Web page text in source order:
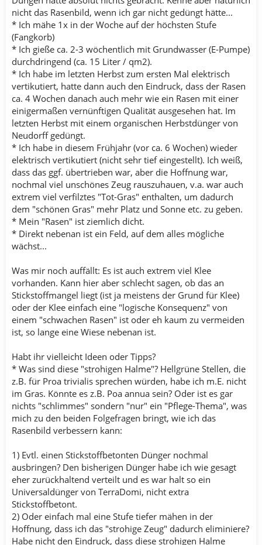
nicht das Rasenbild, wenn ich gar nicht gedüngt hätte...
* Ich mähe 1x in der Woche auf der höchsten Stufe
(Fangkorb)
* Ich gieße ca. 2-3 wöchentlich mit Grundwasser (E-Pumpe)
durchdringend (ca. 15 Liter / qm2).
* Ich habe im letzten Herbst zum ersten Mal elektrisch
vertikutiert, hatte dann auch den Eindruck, dass der Rasen
ca. 4 Wochen danach auch mehr wie ein Rasen mit einer
einigermaßen vernünftigen Qualität ausgesehen hat. Im
letzten Herbst mit einem organischen Herbstdünger von
Neudorff gedüngt.
* Ich habe in diesem Frühjahr (vor ca. 6 Wochen) wieder
elektrisch vertikutiert (nicht sehr tief eingestellt). Ich weiß,
dass das ggf. übertrieben war, aber die Hoffnung war,
nochmal viel unschönes Zeug rauszuhauen, v.a. war auch
extrem viel verfilztes "Tot-Gras" enthalten, um dadurch
dem "schönen Gras" mehr Platz und Sonne etc. zu geben.
* Mein "Rasen" ist ziemlich dicht.
* Direkt nebenan ist ein Feld, auf dem alles mögliche
wächst...
Was mir noch auffällt: Es ist auch extrem viel Klee
vorhanden. Kann hier aber schlecht sagen, ob das an
Stickstoffmangel liegt (ist ja meistens der Grund für Klee)
oder der Klee einfach eine "logische Konsequenz" von
einem "schwachen Rasen" ist oder eh kaum zu vermeiden
ist, so lange eine Wiese nebenan ist.
Habt ihr vielleicht Ideen oder Tipps?
* Was sind diese "strohigen Halme"? Hellgrüne Stellen, die
z.B. für Proa trivialis sprechen würden, habe ich m.E. nicht
im Gras. Könnte es z.B. Poa annua sein? Oder ist es gar
nichts "schlimmes" sondern "nur" ein "Pflege-Thema", was
mich zu den beiden Folgefragen bringt, wie ich das
Rasenbild verbessern kann:
1) Evtl. einen Stickstoffbetonten Dünger nochmal
ausbringen? Den bisherigen Dünger habe ich wie gesagt
eher zurückhaltend verteilt und es war halt so ein
Universaldünger von TerraDomi, nicht extra
Stickstoffbetont.
2) Oder einfach mal eine Stufe tiefer mähen in der
Hoffnung, dass ich das "strohige Zeug" dadurch eliminiere?
Habe nicht den Eindruck, dass diese strohigen Halme